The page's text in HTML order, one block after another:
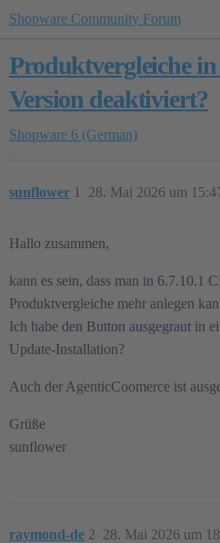
Shopware Community Forum
Produktvergleiche in
Version deaktiviert?
Shopware 6 (German)
sunflower 28. Mai 2026 um
1
Hallo zusammen,
kann es sein, dass man in 6.7.10.1
Produktvergleiche mehr anlegen
Ich habe den Button ausgegraut in
Update-Installation?
Auch der AgenticCoomerce ist
Grüße
sunflower
raymond-de 28. Mai 2026 um
2